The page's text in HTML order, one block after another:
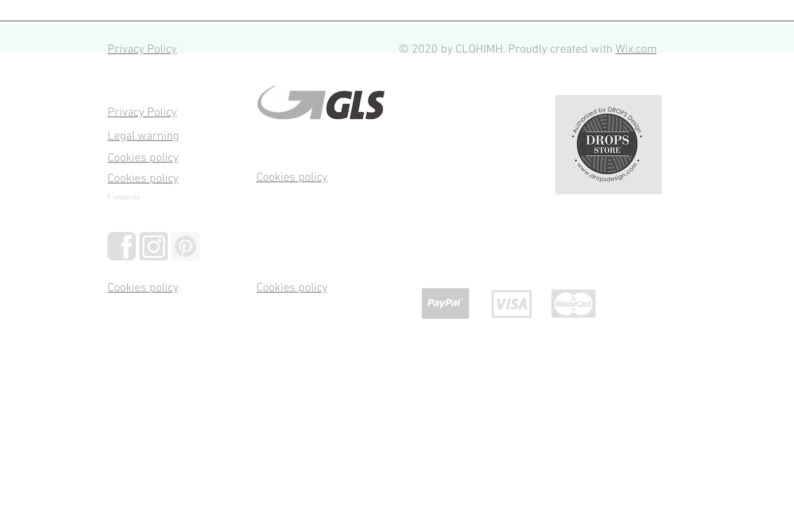
Privacy Policy © 2020 by CLOHIMH. Proudly created withWix.com
Privacy Policy
Legal warning
Cookies policy
Cookies policy
Contacta
Cookies policy
Cookies policy Cookies policy